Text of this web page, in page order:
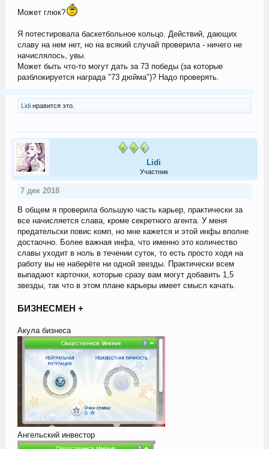
Может глюк?
Я потестировала баскетбольное кольцо. Действий, дающих
славу на нем нет, но на всякий случай проверила - ничего не
начислялось, увы.
Может быть что-то могут дать за 73 победы (за которые
разблокируется награда "73 дюйма")? Надо проверять.
Lidiнравится это.
Lidi
Участник
7 дек 2018
В общем я проверила большую часть карьер, практически за
все начисляется слава, кроме секретного агента. У меня
предательски повис комп, но мне кажется и этой инфы вполне
достаочно. Более важная инфа, что именно это количество
славы уходит в ноль в течении суток, то есть просто ходя на
работу вы не наберёте ни одной звезды. Практически всем
выпадают карточки, которые сразу вам могут добавить 1,5
звезды, так что в этом плане карьеры имеет смысл качать.
БИЗНЕСМЕН +
Акула бизнеса
Ангельский инвестор